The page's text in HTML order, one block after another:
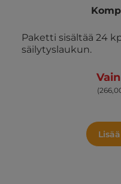
Paketti sisältää 24
säilytyslaukun.